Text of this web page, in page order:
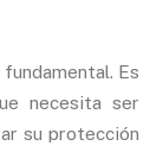
Es
necesita ser
su protección